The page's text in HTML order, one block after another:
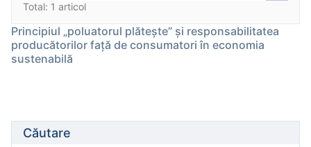
Total: 1 articol
Principiul „poluatorul plătește” și responsabilitatea
producătorilor față de consumatori în economia
sustenabilă
Căutare